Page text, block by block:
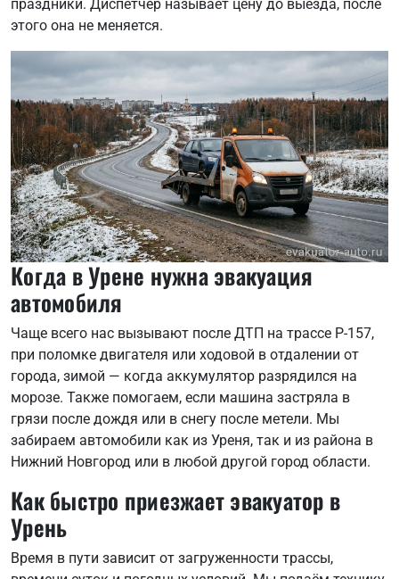
праздники. Диспетчер называет цену до выезда, после
этого она не меняется.
Когда в Урене нужна эвакуация
автомобиля
Чаще всего нас вызывают после ДТП на трассе Р-157,
при поломке двигателя или ходовой в отдалении от
города, зимой — когда аккумулятор разрядился на
морозе. Также помогаем, если машина застряла в
грязи после дождя или в снегу после метели. Мы
забираем автомобили как из Уреня, так и из района в
Нижний Новгород или в любой другой город области.
Как быстро приезжает эвакуатор в
Урень
Время в пути зависит от загруженности трассы,